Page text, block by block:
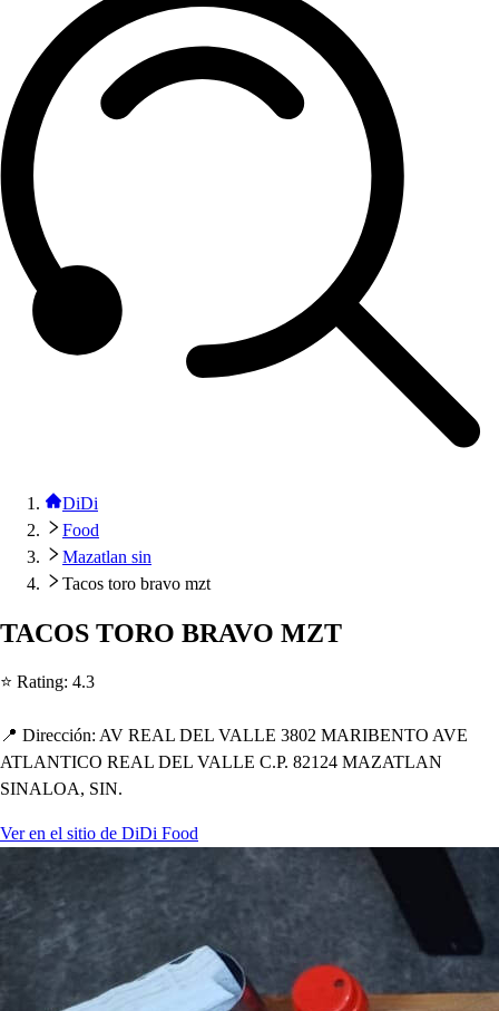
DiDi
Food
Mazatlan sin
Tacos toro bravo mzt
TACOS TORO BRAVO MZT
⭐ Rating: 4.3
📍 Dirección: AV REAL DEL VALLE 3802 MARIBENTO AVE
ATLANTICO REAL DEL VALLE C.P. 82124 MAZATLAN
SINALOA, SIN.
Ver en el sitio de DiDi Food